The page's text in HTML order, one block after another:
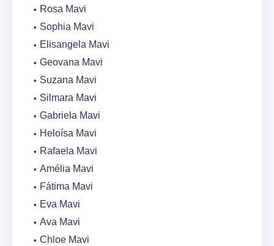
Rosa Mavi
Sophia Mavi
Elisangela Mavi
Geovana Mavi
Suzana Mavi
Silmara Mavi
Gabriela Mavi
Heloísa Mavi
Rafaela Mavi
Amélia Mavi
Fátima Mavi
Eva Mavi
Ava Mavi
Chloe Mavi